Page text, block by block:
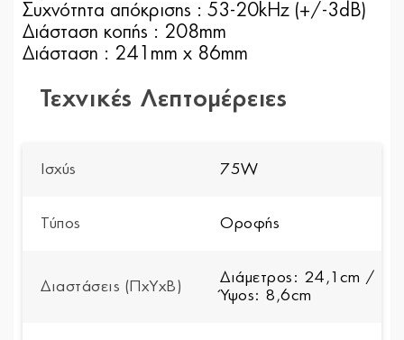
Συχνότητα απόκρισης : 53-20kHz (+/-3dB)
Διάσταση κοπής : 208mm
Διάσταση : 241mm x 86mm
Τεχνικές Λεπτομέρειες
Ισχύς 75W
Τύπος Οροφής
Διαστάσεις (ΠxYxΒ)
Διάμετρος: 24,1cm /
Ύψος: 8,6cm